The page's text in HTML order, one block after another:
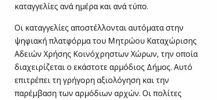
καταγγελίες ανά ημέρα και ανά τύπο.
Οι καταγγελίες αποστέλλονται αυτόματα στην
ψηφιακή πλατφόρμα του Μητρώου Καταχώρισης
Αδειών Χρήσης Κοινόχρηστων Χώρων, την οποία
διαχειρίζεται ο εκάστοτε αρμόδιος Δήμος. Αυτό
επιτρέπει τη γρήγορη αξιολόγηση και την
παρέμβαση των αρμόδιων αρχών. Οι πολίτες